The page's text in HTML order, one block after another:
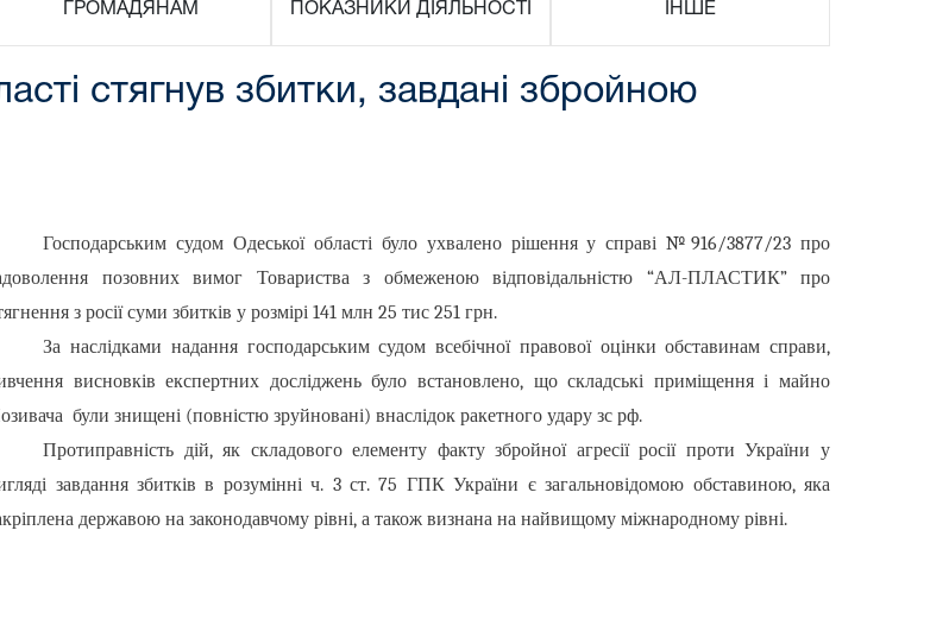
ГРОМАДЯНАМ ПОКАЗНИКИ ДІЯЛЬНОСТІ ІНШЕ
стягнув збитки, завдані збройною
Господарським судом Одеської області було ухвалено рішення у справі №916/3877/23 про
позовних вимог Товариства з обмеженою відповідальністю “АЛ-ПЛАСТИК” про
з росії суми збитків у розмірі 141 млн 25 тис 251 грн.
За наслідками надання господарським судом всебічної правової оцінки обставинам справи,
висновків експертних досліджень було встановлено, що складські приміщення і майно
були знищені (повністю зруйновані) внаслідок ракетного удару зс рф.
Протиправність дій, як складового елементу факту збройної агресії росії проти України у
завдання збитків в розумінні ч. 3 ст. 75 ГПК України є загальновідомою обставиною, яка
державою на законодавчому рівні, а також визнана на найвищому міжнародному рівні.